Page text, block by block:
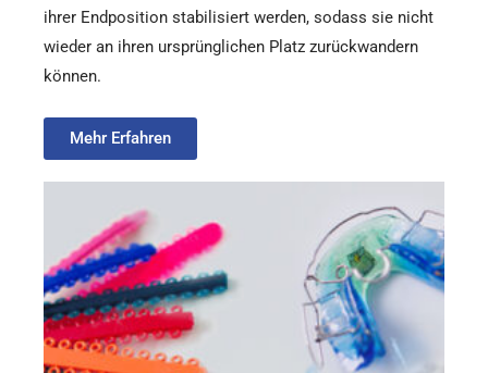
ihrer Endposition stabilisiert werden, sodass sie nicht
wieder an ihren ursprünglichen Platz zurückwandern
können.
Mehr Erfahren